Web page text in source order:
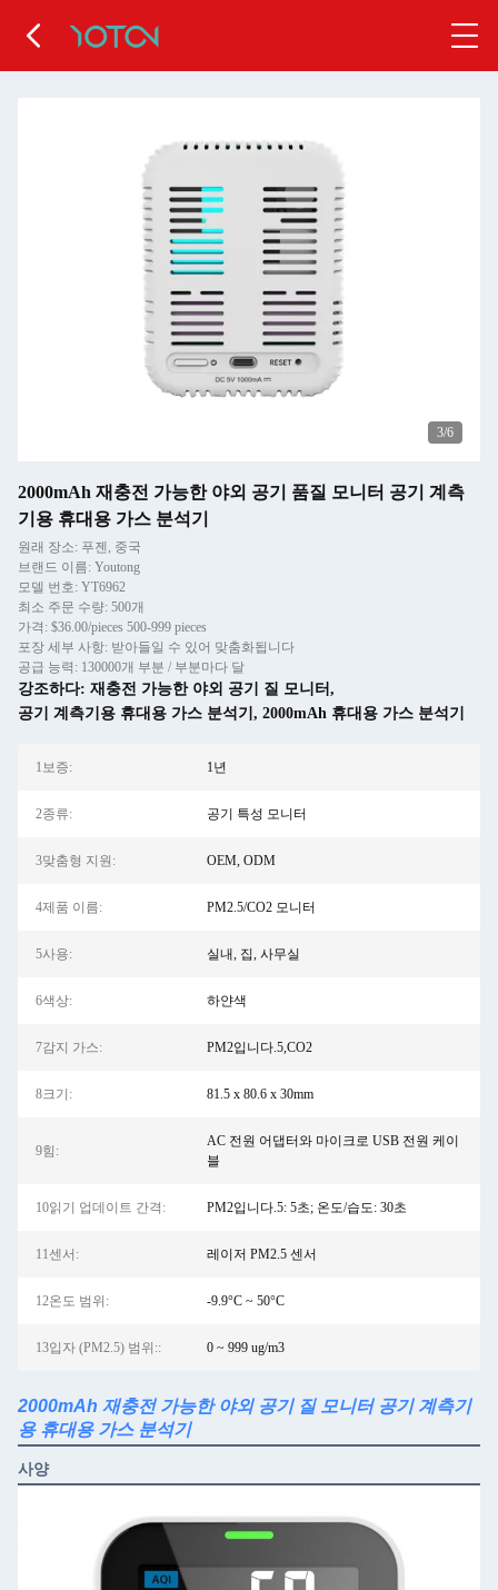
4/6
2000mAh 재충전 가능한 야외 공기 품질 모니터 공기 계측
기용 휴대용 가스 분석기
원래 장소: 푸젠, 중국
브랜드 이름: Youtong
모델 번호: YT6962
최소 주문 수량: 500개
가격: $36.00/pieces 500-999 pieces
포장 세부 사항: 받아들일 수 있어 맞춤화됩니다
공급 능력: 130000개 부분 / 부분마다 달
강조하다: 재충전 가능한 야외 공기 질 모니터 ,
공기 계측기용 휴대용 가스 분석기 , 2000mAh 휴대용 가스 분석기
1보증: 1년
2종류: 공기 특성 모니터
3맞춤형 지원: OEM, ODM
4제품 이름: PM2.5/CO2 모니터
5사용: 실내, 집, 사무실
6색상: 하얀색
7감지 가스: PM2입니다.5,CO2
8크기: 81.5 x 80.6 x 30mm
9힘:
AC 전원 어댑터와 마이크로 USB 전원 케이
블
10읽기 업데이트 간격: PM2입니다.5: 5초; 온도/습도: 30초
11센서: 레이저 PM2.5 센서
12온도 범위: -9.9°C ~ 50°C
13입자 (PM2.5) 범위:: 0 ~ 999 ug/m3
2000mAh 재충전 가능한 야외 공기 질 모니터 공기 계측기
용 휴대용 가스 분석기
사양